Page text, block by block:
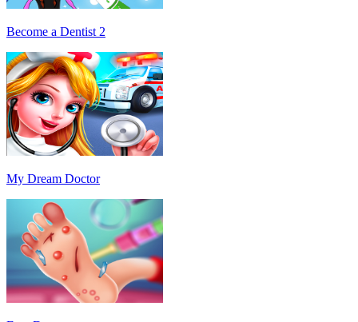
Become a Dentist 2
My Dream Doctor